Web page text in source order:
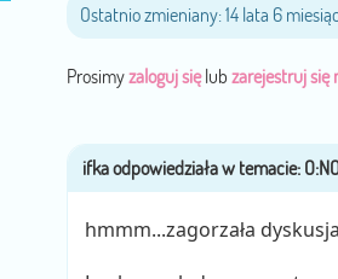
Ostatnio zmieniany: 14 lata 6
Prosimyzaloguj sięlub zarejestruj się
hmmm...zagorzała